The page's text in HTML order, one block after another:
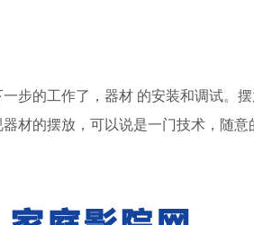
步的工作了，器材 的安装和调试。
材的摆放，可以说是一门技术，随